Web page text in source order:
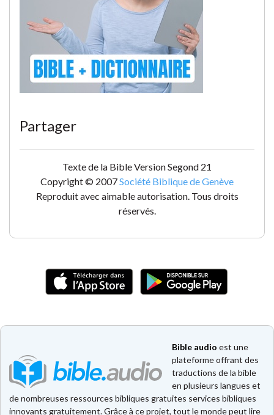
Partager
Texte de la Bible Version Segond 21
Copyright © 2007Société Biblique de Genève
Reproduit avec aimable autorisation. Tous droits
réservés.
Bible audio est une
plateforme offrant des
traductions de la bible
en plusieurs langues et
de nombreuses ressources bibliques gratuites services bibliques
innovants gratuitement. Grâce à ce projet, tout le monde peut lire